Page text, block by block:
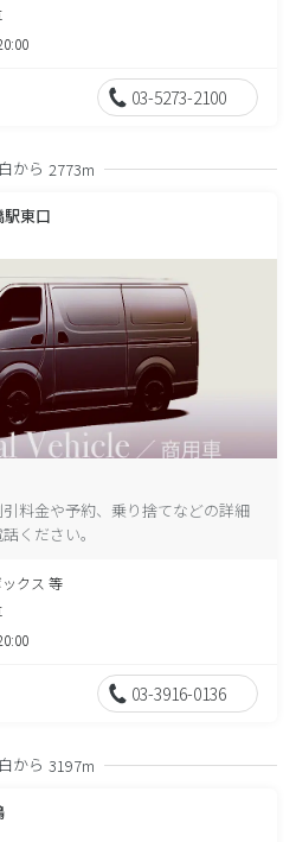
03-5273-2100
から 2773m
駅東口
料金や予約、乗り捨てなどの詳細
ください。
クス 等
03-3916-0136
から 3197m